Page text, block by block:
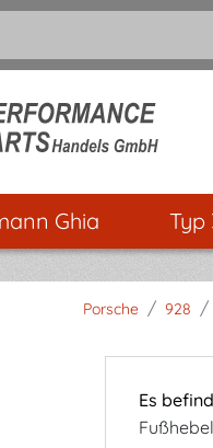
Ghia Typ
Porsche / 928 /
Es